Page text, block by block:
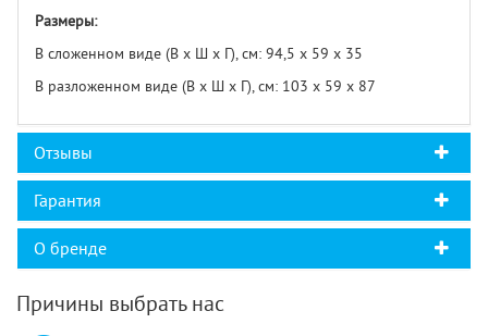
Размеры:
В сложенном виде (В х Ш х Г), см: 94,5 х 59 х 35
В разложенном виде (В х Ш х Г), см: 103 х 59 х 87
Отзывы
Гарантия
О бренде
Причины выбрать нас